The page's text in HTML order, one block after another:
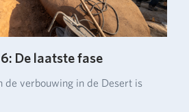
De laatste fase
de verbouwing in de Desert is